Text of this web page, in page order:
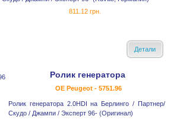
811.12 грн.
Детали
Ролик генератора
OE Peugeot - 5751.96
Ролик генератора 2.0HDI на Берлинго / Партнер/
Скудо / Джампи / Эксперт 96- (Оригинал)